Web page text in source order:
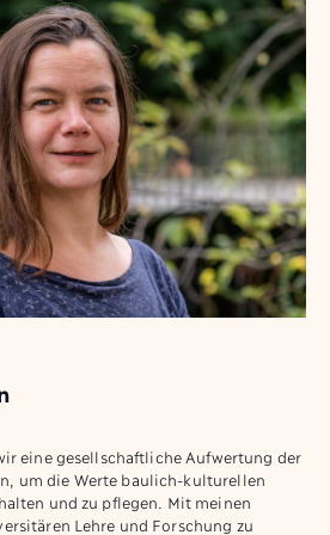
eine gesellschaftliche Aufwertung der
um die Werte baulich-kulturellen
und zu pflegen. Mit meinen
Lehre und Forschung zu